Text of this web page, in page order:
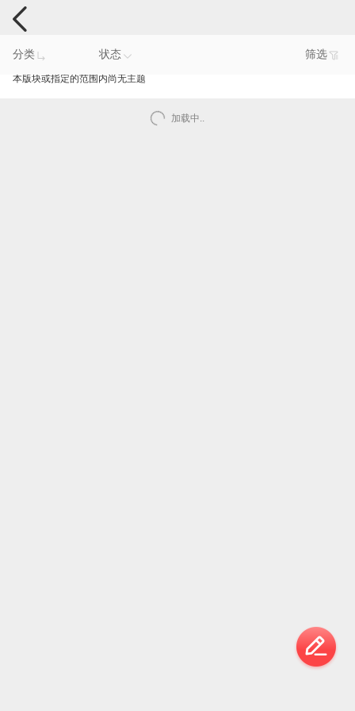
手机反馈
分类 状态 筛选
本版块或指定的范围内尚无主题
加载中..